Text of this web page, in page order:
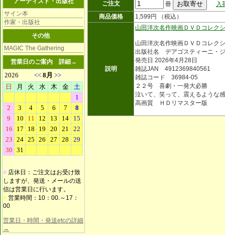
サイン本
作家・出版社
その他
MAGIC The Gathering
営業日のご案内 詳細→
■ 店休日：ご注文はお受け致
しますが、発送・メールの送
信は営業日に行います。
■ 営業時間：10：00.～17：
00
営業日・時間・発送etcの詳細
→
ご注文
冊
入
商品価格
1,599円 （税込）
説明
山田洋次名作映画ＤＶＤコレク
山田洋次名作映画ＤＶＤコレク
出版社名 デアゴスティーニ・
発売日 2026年4月28日
雑誌JAN 4912369840561
雑誌コード 36984-05
２２号 喜劇・一発大必勝
泣いて、笑って、震えるような
高画質 ＨＤリマスター版